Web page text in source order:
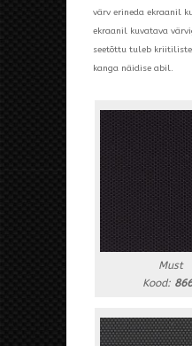
värv erineda ekraanil
ekraanil kuvatava
seetõttu tuleb
kanga näidise abil.
Must
Kood: